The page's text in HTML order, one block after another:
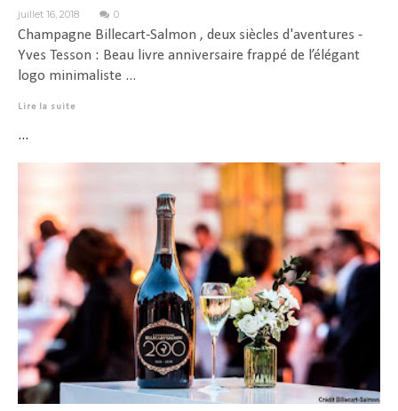
juillet 16, 2018 0
Champagne Billecart-Salmon , deux siècles d'aventures -
Yves Tesson : Beau livre anniversaire frappé de l’élégant
logo minimaliste ...
Lire la suite
...